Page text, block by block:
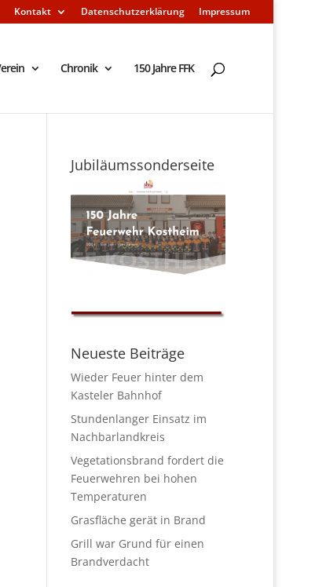
Kontakt Datenschutzerklärung Impressum
Chronik 150 Jahre FFK
Jubiläumssonderseite
Neueste Beiträge
Wieder Feuer hinter dem
Kasteler Bahnhof
Stundenlanger Einsatz im
Nachbarlandkreis
Vegetationsbrand fordert die
Feuerwehren bei hohen
Temperaturen
Grasfläche gerät in Brand
Grill war Grund für einen
Brandverdacht